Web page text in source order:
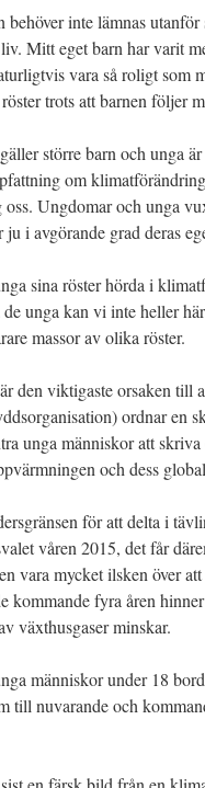
behöver inte lämnas
Mitt eget barn har varit
vara så roligt som
trots att barnen följer
större barn och unga
om
Ungdomar och unga
ju i avgörande grad deras
sina röster hörda i
unga kan vi inte heller
massor av olika röster.
den viktigaste orsaken till
ordnar en
unga människor att
och dess
för att delta i
våren 2015, det får
vara mycket ilsken över
kommande fyra åren
växthusgaser minskar.
människor under 18
till nuvarande och